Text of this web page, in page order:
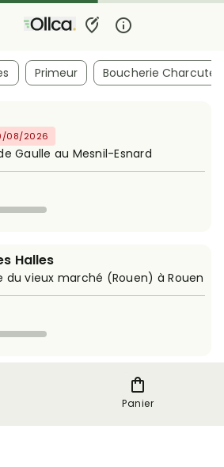
Primeur Boucherie
08/2026
Gaulle au Mesnil-Esnard
Halles
du vieux marché (Rouen) à Rouen
Panier